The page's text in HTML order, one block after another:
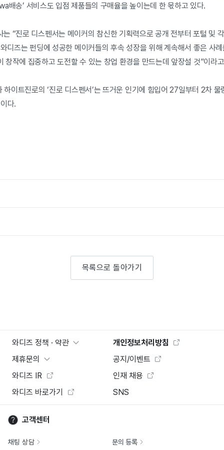
배송’ 서비스도 입점 제품들의 구매율을 높이는데 한 몫하고 있다.
“진로 디스펜서는 메이커의 참신한 기획력으로 공개 전부터 포털 및
디즈는 펀딩에 성공한 메이커들의 후속 성장을 위해 계속해서 좋은 사
창작에 집중하고 도전할 수 있는 창업 환경을 만드는데 앞장설 것”이라
이트진로의 ‘진로 디스펜서’는 뜨거운 인기에 힘입어 27일부터 2차
다.
목록으로 돌아가기
와디즈 정책 · 약관
개인정보처리방침
제휴문의
공지/이벤트
와디즈 IR
인재 채용
와디즈 바로가기
SNS
고객센터
채팅 상담 문의 등록